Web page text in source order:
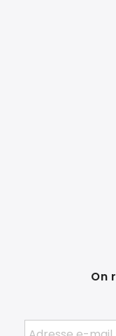
On